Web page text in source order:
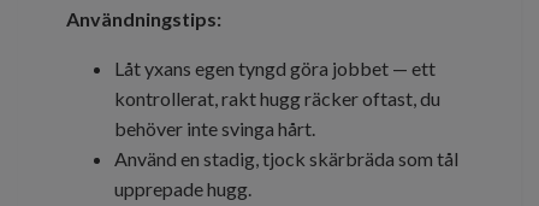
Användningstips:
Låt yxans egen tyngd göra jobbet — ett
kontrollerat, rakt hugg räcker oftast, du
behöver inte svinga hårt.
Använd en stadig, tjock skärbräda som tål
upprepade hugg.